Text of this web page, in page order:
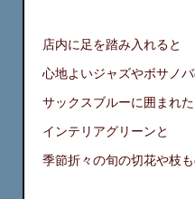
店内に足を踏み入れると
心地よいジャズやボサノ
サックスブルーに囲まれ
インテリアグリーンと
季節折々の旬の切花や枝